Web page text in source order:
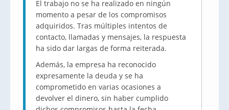
El trabajo no se ha realizado en ningún
momento a pesar de los compromisos
adquiridos. Tras múltiples intentos de
contacto, llamadas y mensajes, la respuesta
ha sido dar largas de forma reiterada.
Además, la empresa ha reconocido
expresamente la deuda y se ha
comprometido en varias ocasiones a
devolver el dinero, sin haber cumplido